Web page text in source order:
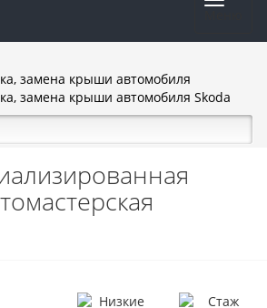
замена крыши автомобиля
замена крыши автомобиля Skoda